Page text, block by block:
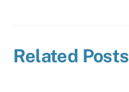
Related Posts